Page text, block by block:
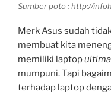
Sumber poto : http://
Merk Asus sudah
membuat kita
memiliki laptop
mumpuni. Tapi
terhadap laptop